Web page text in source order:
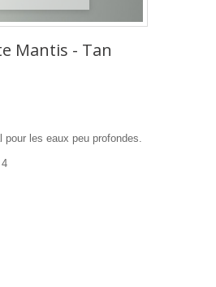
Mantis - Tan
pour les eaux peu profondes.